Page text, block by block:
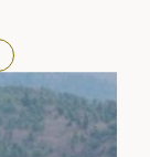
도 인기. ●모리
7666 ●온마
(냉면의 수제 체